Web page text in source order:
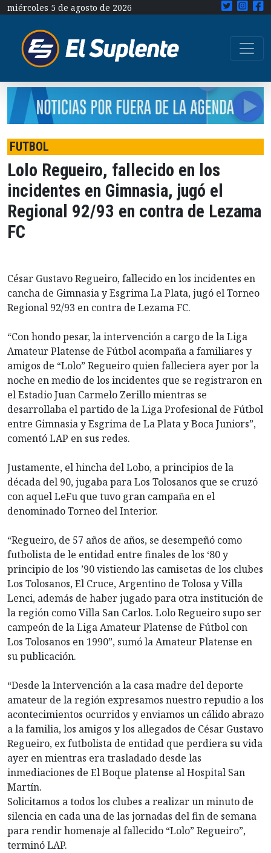
miércoles 5 de agosto de 2026
FUTBOL
Lolo Regueiro, fallecido en los
incidentes en Gimnasia, jugó el
Regional 92/93 en contra de Lezama
FC
César Gustavo Regueiro, fallecido en los incidentes en
cancha de Gimnasia y Esgrima La Plata, jugó el Torneo
Regional 92/93 en contra de Lezama FC.
“Con hondo pesar, la intervención a cargo de la Liga
Amateur Platense de Fútbol acompaña a familiares y
amigos de “Lolo” Regueiro quien falleciera ayer por la
noche en medio de los incidentes que se registraron en
el Estadio Juan Carmelo Zerillo mientras se
desarrollaba el partido de la Liga Profesional de Fútbol
entre Gimnasia y Esgrima de La Plata y Boca Juniors”,
comentó LAP en sus redes.
Justamente, el hincha del Lobo, a principios de la
década del 90, jugaba para Los Tolosanos que se cruzó
con aquel LeFu que tuvo gran campaña en el
denominado Torneo del Interior.
“Regueiro, de 57 años de años, se desempeñó como
futbolista de le entidad entre finales de los ‘80 y
principio de los ’90 vistiendo las camisetas de los clubes
Los Tolosanos, El Cruce, Argentino de Tolosa y Villa
Lenci, además de haber jugado para otra institución de
la región como Villa San Carlos. Lolo Regueiro supo ser
campeón de la Liga Amateur Platense de Fútbol con
Los Tolosanos en 1990”, sumó la Amateur Platense en
su publicación.
“Desde la Intervención a la casa madre del deporte
amateur de la región expresamos nuestro repudio a los
acontecimientos ocurridos y enviamos un cálido abrazo
a la familia, los amigos y los allegados de César Gustavo
Regueiro, ex futbolista de entidad que perdiera su vida
ayer en mientras era trasladado desde las
inmediaciones de El Boque platense al Hospital San
Martín.
Solicitamos a todos los clubes a realizar un minuto de
silencia en cada una de las jornadas del fin de semana
para rendir homenaje al fallecido “Lolo” Regueiro”,
terminó LAP.